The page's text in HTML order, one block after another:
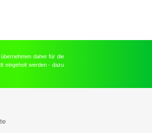
daher für die
eingeholt werden - dazu